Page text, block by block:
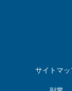
サイトマ